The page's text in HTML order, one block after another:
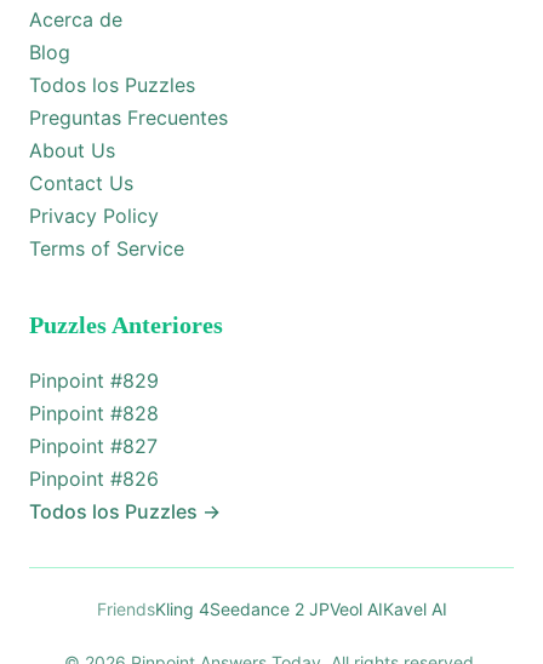
Acerca de
Blog
Todos los Puzzles
Preguntas Frecuentes
About Us
Contact Us
Privacy Policy
Terms of Service
Puzzles Anteriores
Pinpoint #829
Pinpoint #828
Pinpoint #827
Pinpoint #826
Todos los Puzzles →
FriendsKling 4Seedance 2 JPVeol AIKavel AI